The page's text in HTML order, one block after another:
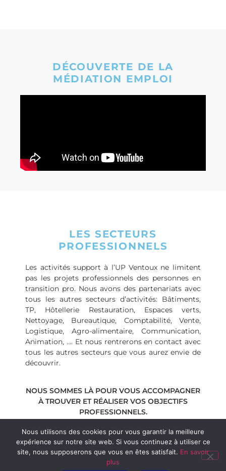
DÉCOUVERTE DE LA
MÉDIATION EMPLOI
LES SECTEURS
PROFESSIONNELS
Les activités support à l’UP Ventoux ne limitent
pas les projets professionnels des personnes en
transition pro. Nous avons des partenariats avec
tous les autres secteurs d’activités: Bâtiments,
TP, Hôtellerie Restauration, Espaces verts,
Nettoyage, Bureautique, Comptabilité, Vente,
Logistique, Agro-alimentaire, Communication,
Animation, …. Et nous rentrerons en contact avec
tous les autres secteurs que vous aurez envie de
découvrir.
NOUS SOMMES LÀ POUR VOUS ACCOMPAGNER
À TROUVER ET RÉALISER VOS OBJECTIFS
PROFESSIONNELS.
Nous utilisons des cookies pour vous garantir la meilleure
expérience sur notre site web. Si vous continuez à utiliser ce
site, nous supposerons que vous en êtes satisfait. En savoir
plus